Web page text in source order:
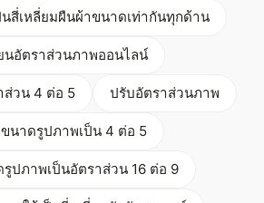
สี่เหลี่ยมผืนผ้าขนาดเท่ากันทุกด้าน
นอัตราส่วนภาพออนไลน์
วน 4 ต่อ 5 ปรับอัตราส่วนภาพ
นาดรูปภาพเป็น 4 ต่อ 5
ปภาพเป็นอัตราส่วน 16 ต่อ 9